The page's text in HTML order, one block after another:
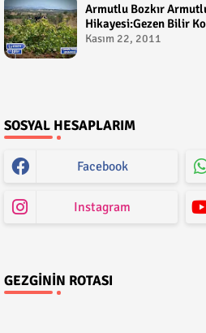
Armutlu Bozkır
Hikayesi:Gezen Bilir
Kasım 22, 2011
SOSYAL HESAPLARIM
Facebook
Instagram
GEZGININ ROTASI